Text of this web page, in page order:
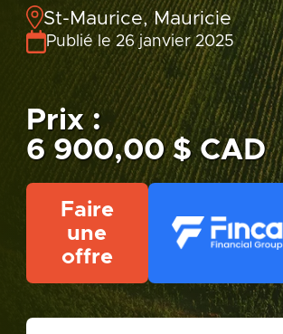
St-Maurice, Mauricie
Publié le 26 janvier 2025
Prix :
6 900,00 $ CAD
Faire
une
offre